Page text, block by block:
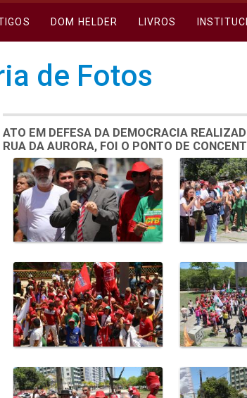
DOM HELDER LIVROS
de Fotos
ATO EM DEFESA DA DEMOCRACIA
RUA DA AURORA, FOI O PONTO DE
Galeria de Mídias